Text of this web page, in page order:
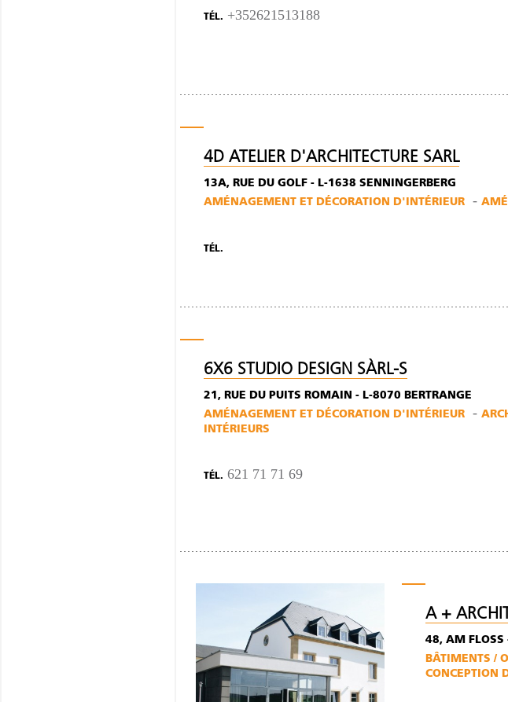
TÉL. +352621513188
4D ATELIER D'ARCHITECTURE SARL
13A, RUE DU GOLF - L-1638 SENNINGERBERG
AMÉNAGEMENT ET DÉCORATION D'INTÉRIEUR
TÉL.
6X6 STUDIO DESIGN SÀRL-S
21, RUE DU PUITS ROMAIN - L-8070 BERTRANGE
AMÉNAGEMENT ET DÉCORATION D'INTÉRIEUR
INTÉRIEURS
TÉL. 621 71 71 69
A +
48, AM FLOSS
BÂTIMENTS /
CONCEPTION